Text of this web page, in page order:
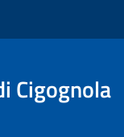
Cigognola